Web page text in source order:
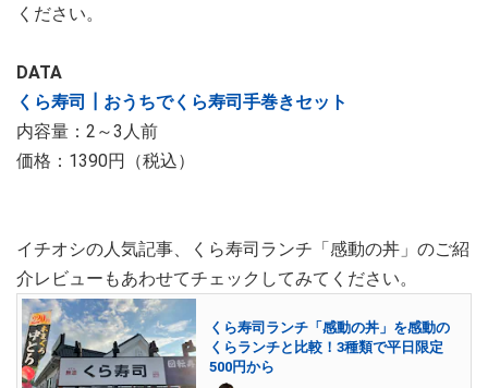
ください。
DATA
くら寿司┃おうちでくら寿司手巻きセット
内容量：2～3人前
価格：1390円（税込）
イチオシの人気記事、くら寿司ランチ「感動の丼」のご紹
介レビューもあわせてチェックしてみてください。
くら寿司ランチ「感動の丼」を感動の
くらランチと比較！3種類で平日限定
500円から